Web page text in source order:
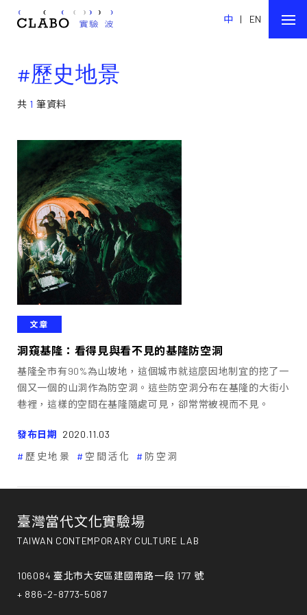
中 | EN
#歷史地景
共 1 筆資料
文章
洞窺基隆：看得見與看不見的基隆防空洞
基隆全市有90%為山坡地，這個城市就這麼因地制宜的挖了一
個又一個的山洞作為防空洞。這些防空洞分布在基隆的大街小
巷裡，這樣的空間在基隆隨處可見，卻常常被視而不見。
發布日期 2020.11.03
歷史地景
空間活化 防空洞
臺灣當代文化實驗場
TAIWAN CONTEMPORARY CULTURE LAB
106084 臺北市大安區建國南路一段 177 號
+ 886-2-8773-5087